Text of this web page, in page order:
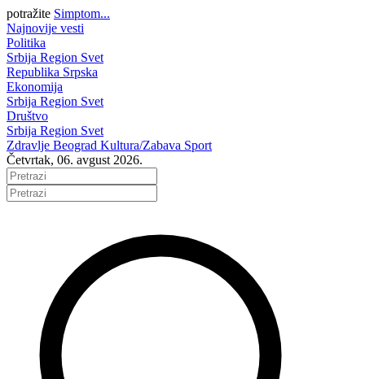
potražite Simptom...
Najnovije vesti
Politika
Srbija Region Svet
Republika Srpska
Ekonomija
Srbija Region Svet
Društvo
Srbija Region Svet
Zdravlje Beograd Kultura/Zabava Sport
Četvrtak, 06. avgust 2026.